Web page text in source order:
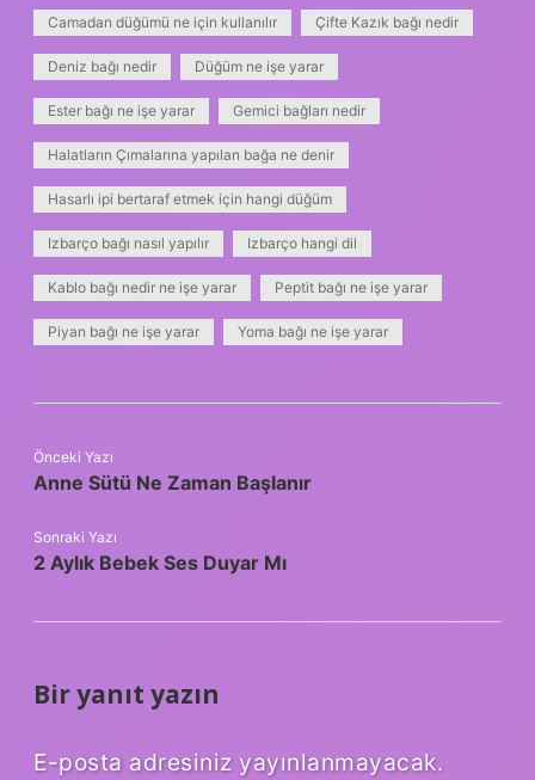
Camadan düğümü ne için kullanılır Çifte Kazık bağı nedir
Deniz bağı nedir Düğüm ne işe yarar
Ester bağı ne işe yarar Gemici bağları nedir
Halatların Çımalarına yapılan bağa ne denir
Hasarlı ipi bertaraf etmek için hangi düğüm
Izbarço bağı nasıl yapılır Izbarço hangi dil
Kablo bağı nedir ne işe yarar Peptit bağı ne işe yarar
Piyan bağı ne işe yarar Yoma bağı ne işe yarar
Önceki Yazı
Anne Sütü Ne Zaman Başlanır
Sonraki Yazı
2 Aylık Bebek Ses Duyar Mı
Bir yanıt yazın
E-posta adresiniz yayınlanmayacak.